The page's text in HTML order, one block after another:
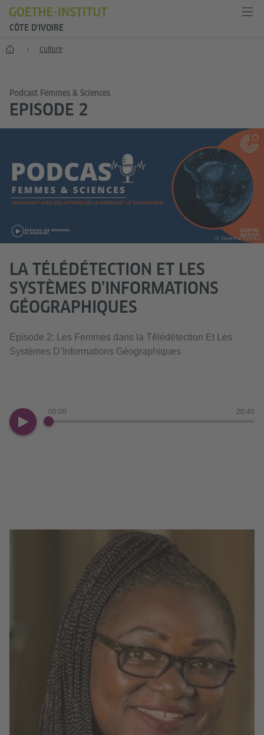
CÔTE D'IVOIRE
Accueil Culture
Podcast Femmes & Sciences
EPISODE 2
© Goethe-Institut
LA TÉLÉDÉTECTION ET LES
SYSTÈMES D’INFORMATIONS
GÉOGRAPHIQUES
Episode 2: Les Femmes dans la Télédétection Et Les
Systèmes D’Informations Géographiques
00:00 20:40